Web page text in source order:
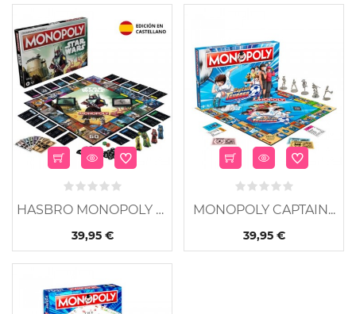
HASBRO MONOPOLY STAR...
39,95 €
MONOPOLY CAPTAIN...
39,95 €